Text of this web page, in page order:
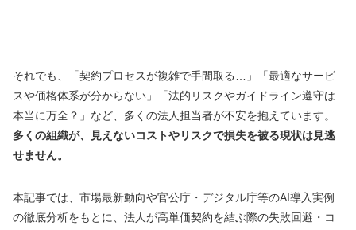
それでも、「契約プロセスが複雑で手間取る…」「最適なサービ
スや価格体系が分からない」「法的リスクやガイドライン遵守は
本当に万全？」など、多くの法人担当者が不安を抱えています。
多くの組織が、見えないコストやリスクで損失を被る現状は見逃
せません。
本記事では、市場最新動向や官公庁・デジタル庁等のAI導入実例
の徹底分析をもとに、法人が高単価契約を結ぶ際の失敗回避・コ